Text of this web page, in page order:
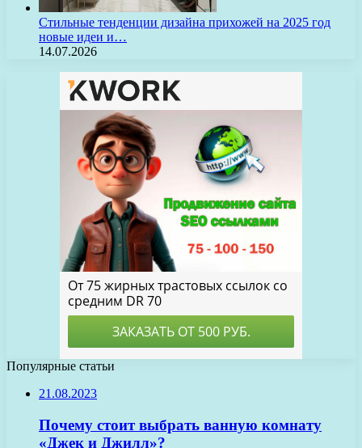
Стильные тенденции дизайна прихожей на 2025 год
новые идеи и…
14.07.2026
Популярные статьи
21.08.2023
Почему стоит выбрать ванную комнату
«Джек и Джилл»?